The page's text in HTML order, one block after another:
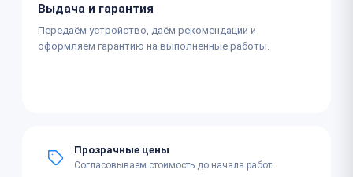
Выдача и гарантия
Передаём устройство, даём рекомендации и
оформляем гарантию на выполненные работы.
Прозрачные цены
Согласовываем стоимость до начала работ.